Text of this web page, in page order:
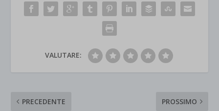
VALUTARE:
PRECEDENTE PROSSIMO